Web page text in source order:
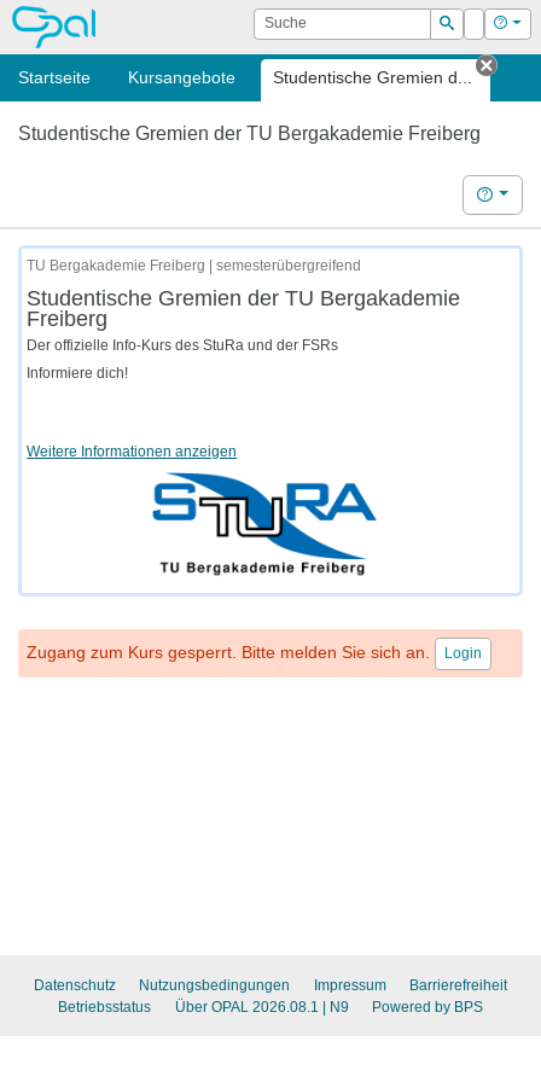
OPAL Suche
Suchen
Login Hilfe
Startseite Kursangebote Studentische Gremien d...
Tab
Studentische Gremien der TU Bergakademie Freiberg
Hilfe
TU Bergakademie Freiberg | semesterübergreifend
Studentische Gremien der TU Bergakademie
Freiberg
Der offizielle Info-Kurs des StuRa und der FSRs
Informiere dich!
Weitere Informationen anzeigen
Zugang zum Kurs gesperrt. Bitte melden Sie sich an. Login
Datenschutz Nutzungsbedingungen Impressum
Barrierefreiheit
Betriebsstatus
Über OPAL 2026.08.1 | N9 Powered by BPS